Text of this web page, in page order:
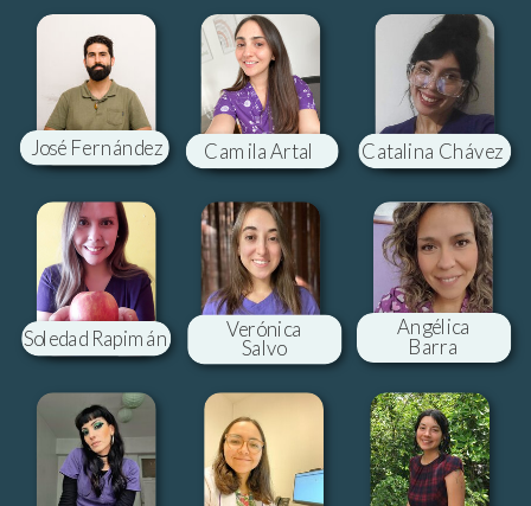
Soledad Rapimán
Catalina Chávez
Camila Artal
José Fernández
Verónica
Salvo
Angélica
Barra